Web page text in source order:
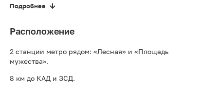
Подробнее
Расположение
2 станции метро рядом: «Лесная» и «Площадь
мужества».
8 км до КАД и ЗСД.